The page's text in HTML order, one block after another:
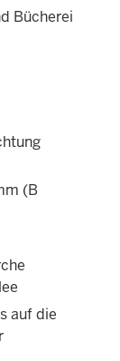
Bücherei
(B
auf die